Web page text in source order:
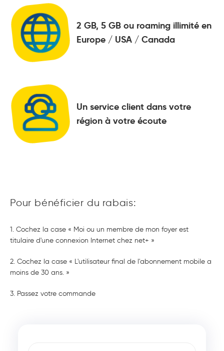
2 GB, 5 GB ou roaming illimité en
Europe / USA / Canada
Un service client dans votre
région à votre écoute
Pour bénéficier du rabais:
1. Cochez la case « Moi ou un membre de mon foyer est
titulaire d'une connexion Internet chez net+ »
2. Cochez la case « L'utilisateur final de l'abonnement mobile a
moins de 30 ans. »
3. Passez votre commande